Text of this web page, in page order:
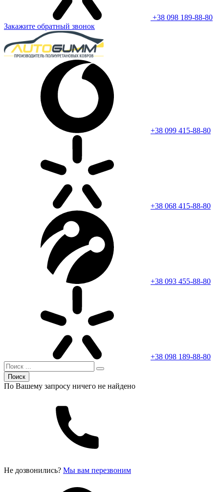
+38 098 189-88-80
Закажите обратный звонок
+38 099 415-88-80
+38 068 415-88-80
+38 093 455-88-80
+38 098 189-88-80
Поиск
По Вашему запросу ничего не найдено
Не дозвонились? Мы вам перезвоним